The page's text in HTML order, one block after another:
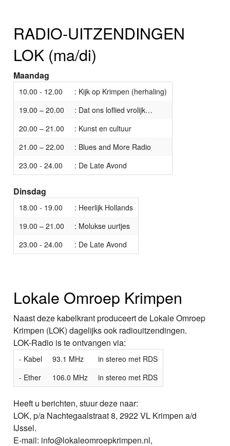
RADIO-UITZENDINGEN
LOK (ma/di)
Maandag
10.00 - 12.00
: Kijk op Krimpen (herhaling)
19.00 – 20.00
: Dat ons loflied vrolijk…
20.00 – 21.00
: Kunst en cultuur
21.00 – 22.00
: Blues and More Radio
23.00 - 24.00
: De Late Avond
Dinsdag
18.00 - 19.00
: Heerlijk Hollands
19.00 – 21.00
: Molukse uurtjes
23.00 - 24.00
: De Late Avond
Lokale Omroep Krimpen
Naast deze kabelkrant produceert de Lokale Omroep
Krimpen (LOK) dagelijks ook radiouitzendingen.
LOK-Radio is te ontvangen via:
- Kabel 93.1 MHz
in stereo met RDS
- Ether
106.0 MHz in stereo met RDS
Heeft u berichten, stuur deze naar:
LOK, p/a Nachtegaalstraat 8, 2922 VL Krimpen a/d
IJssel.
E-mail: info@lokaleomroepkrimpen.nl,